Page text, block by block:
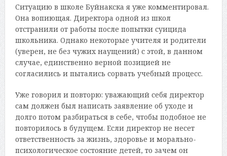
Ситуацию в школе Буйнакска я уже комментировал.
Она вопиющая. Директора одной из школ
отстранили от работы после попытки суицида
школьника. Однако некоторые учителя и родители
(уверен, не без чужих наущений) с этой, в данном
случае, единственно верной позицией не
согласились и пытались сорвать учебный процесс.
Уже говорил и повторю: уважающий себя директор
сам должен был написать заявление об уходе и
долго потом разбираться в себе, чтобы подобное не
повторилось в будущем. Если директор не несет
ответственность за жизнь, здоровье и морально-
психологическое состояние детей, то зачем он